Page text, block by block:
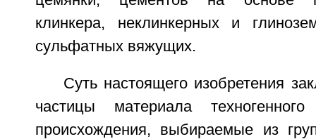
клинкера, неклинкерных и
сульфатных вяжущих.
Суть настоящего изобретения
частицы материала
происхождения, выбираемые из